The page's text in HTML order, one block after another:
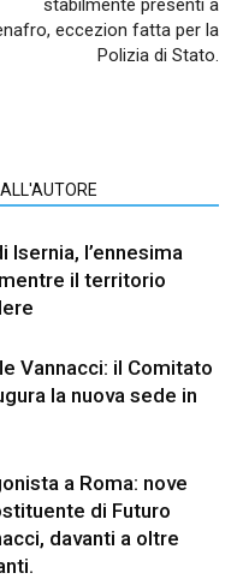
stabilmente presenti a
eccezion fatta per la
Polizia di Stato.
Isernia, l’ennesima
il territorio
Vannacci: il Comitato
la nuova sede in
a Roma: nove
di Futuro
davanti a oltre